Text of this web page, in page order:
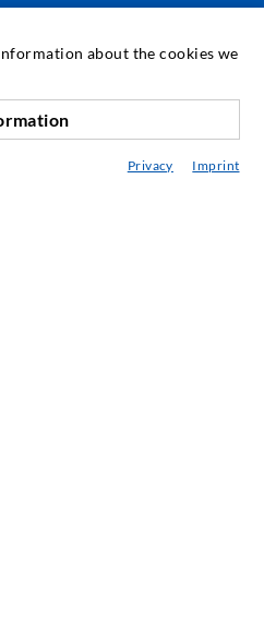
about the cookies we
Privacy Imprint